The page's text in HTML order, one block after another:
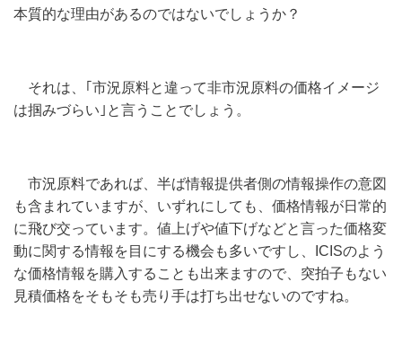
本質的な理由があるのではないでしょうか？
それは、｢市況原料と違って非市況原料の価格イメージ
は掴みづらい｣と言うことでしょう。
市況原料であれば、半ば情報提供者側の情報操作の意図
も含まれていますが、いずれにしても、価格情報が日常的
に飛び交っています。値上げや値下げなどと言った価格変
動に関する情報を目にする機会も多いですし、
ICISのよう
な価格情報を購入することも出来ますので、突拍子もない
見積価格をそもそも売り手は打ち出せないのですね。